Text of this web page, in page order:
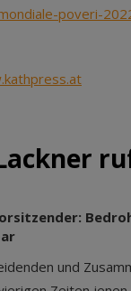
poveri-
und